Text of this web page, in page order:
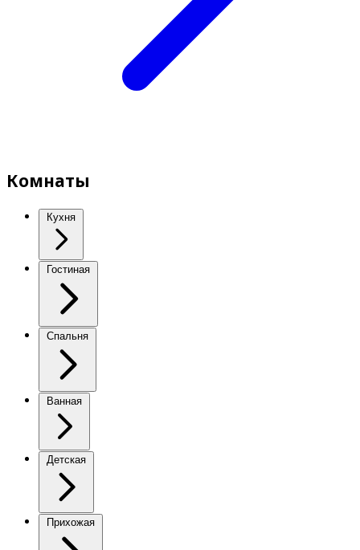
Комнаты
Кухня
Гостиная
Спальня
Ванная
Детская
Прихожая